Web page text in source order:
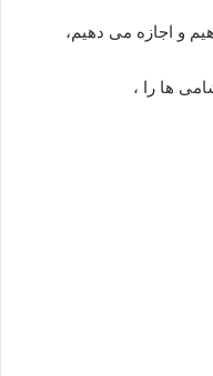
و اجازه می دهیم،
ها را ،